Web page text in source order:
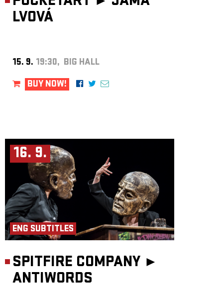
LVOVÁ
15. 9. 19:30, BIG HALL
BUY NOW!
16. 9.
ENG SUBTITLES
SPITFIRE COMPANY ►
ANTIWORDS